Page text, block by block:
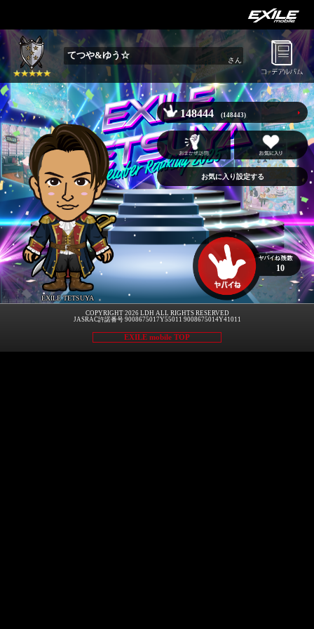
てつや&ゆう☆ さん
EXILE TETSUYA
148444 (148443)
お気に入り設定する
10
COPYRIGHT 2026 LDH ALL RIGHTS RESERVED
JASRAC許諾番号 9008675017Y55011 9008675014Y41011
EXILE mobile TOP